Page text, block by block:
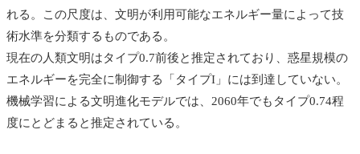
れる。この尺度は、文明が利用可能なエネルギー量によって技
術水準を分類するものである。
現在の人類文明はタイプ0.7前後と推定されており、惑星規模の
エネルギーを完全に制御する「タイプI」には到達していない。
機械学習による文明進化モデルでは、2060年でもタイプ0.74程
度にとどまると推定されている。